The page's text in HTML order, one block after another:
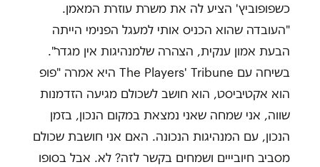
כשפופוביץ' הציע לה את משרת עוזרת המאמן.
"העובדה שהוא הכניס אותי למעגל הפנימי הייתה
הבעת אמון ענקית, הצהרה שלמנהיגות אין מגדר".
בשיחה עם The Players' Tribune היא אמרה "פופ
הוא אקטיביסט, הוא חושב לשכולם מגיעה הזדמנות
שווה, אני שמחה שאני נמצאת במקום הנכון, בזמן
הנכון, עם המנהיגות הנכונה. האם אני חושבת שכולם
מסביב חיובייים ושמחים בקשר לזה? לא. אבל בסופו